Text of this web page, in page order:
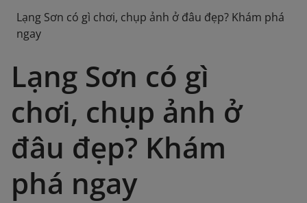
Lạng Sơn có gì chơi, chụp ảnh ở đâu đẹp? Khám phá
ngay
Lạng Sơn có gì
chơi, chụp ảnh ở
đâu đẹp? Khám
phá ngay